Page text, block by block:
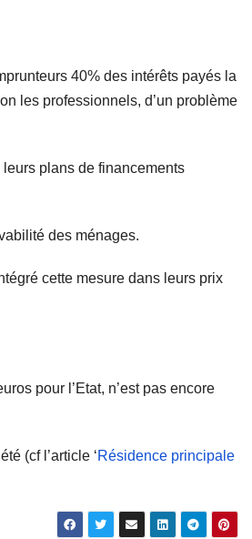
40% des intérêts payés la
les professionnels, d’un problème
plans de financements
des ménages.
cette mesure dans leurs prix
pour l’Etat, n’est pas encore
(cf l’article ‘Résidence principale